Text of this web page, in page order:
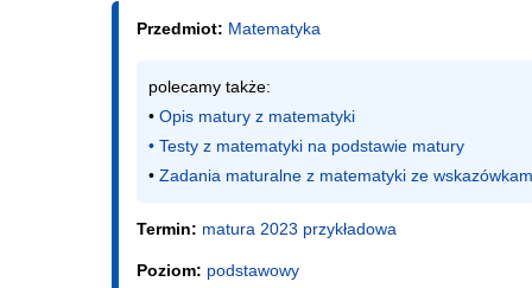
Przedmiot: Matematyka
polecamy także:
• Opis matury z matematyki
• Testy z matematyki na podstawie matury
• Zadania maturalne z matematyki ze
Termin: matura 2023 przykładowa
Poziom: podstawowy